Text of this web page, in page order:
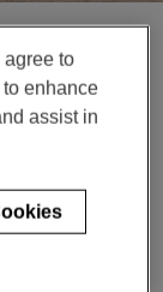
新
agree to
enhance
assist in